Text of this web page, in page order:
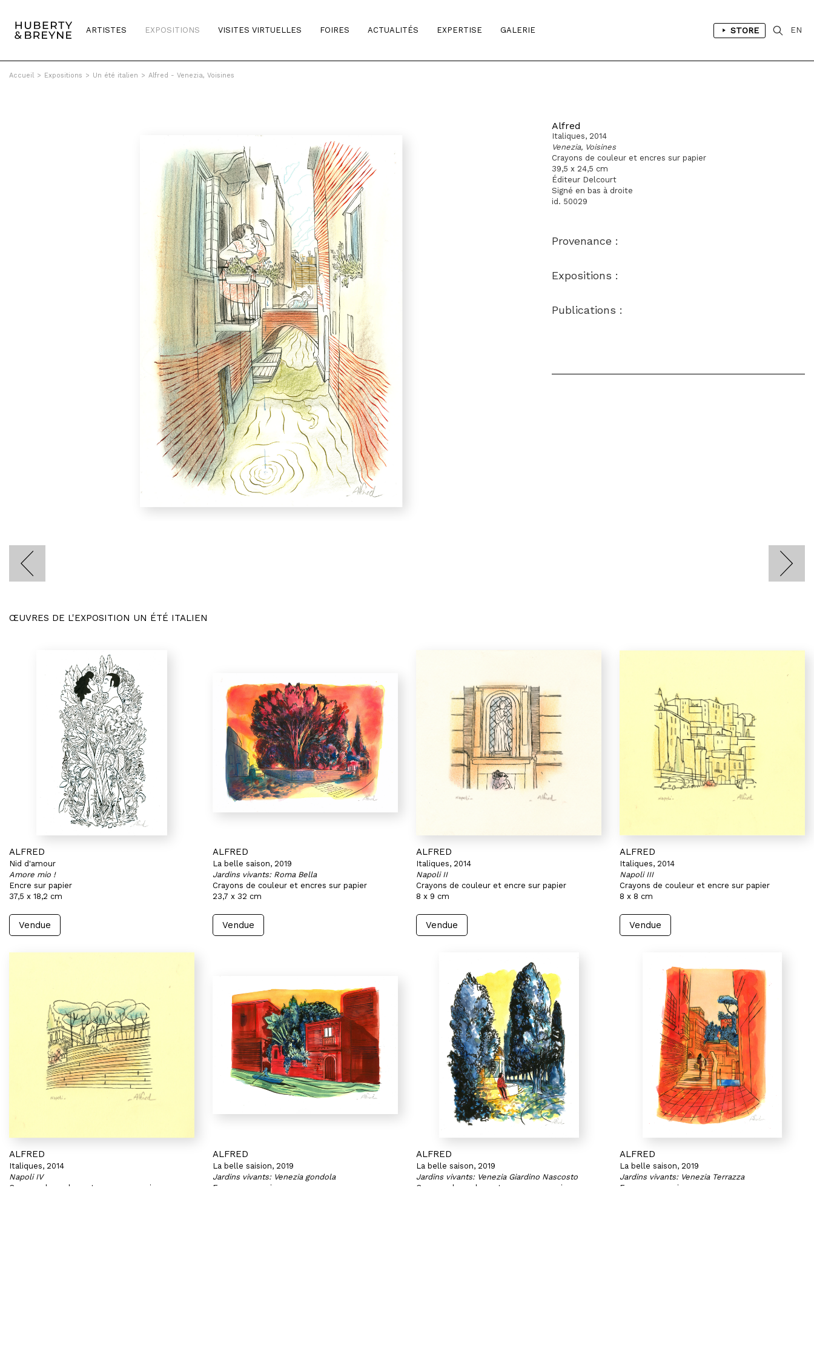
ARTISTES EXPOSITIONS VISITES VIRTUELLES FOIRES ACTUALITÉS EXPERTISE GALERIE STORE EN
Accueil > Expositions > Un été italien > Alfred - Venezia, Voisines
Alfred
Italiques, 2014
Venezia, Voisines
Crayons de couleur et encres sur papier
39,5 x 24,5 cm
Éditeur Delcourt
Signé en bas à droite
id. 50029
Provenance :
Expositions :
Publications :
ŒUVRES DE L'EXPOSITION UN ÉTÉ ITALIEN
ALFRED
Nid d'amour
Amore mio !
Encre sur papier
37,5 x 18,2 cm
Vendue
ALFRED
La belle saison, 2019
Jardins vivants: Roma Bella
Crayons de couleur et encres sur papier
23,7 x 32 cm
Vendue
ALFRED
Italiques, 2014
Napoli II
Crayons de couleur et encre sur papier
8 x 9 cm
Vendue
ALFRED
Italiques, 2014
Napoli III
Crayons de couleur et encre sur papier
8 x 8 cm
Vendue
ALFRED
Italiques, 2014
Napoli IV
Crayons de couleur et encre sur papier
ALFRED
La belle saision, 2019
Jardins vivants: Venezia gondola
Encres sur papier
ALFRED
La belle saison, 2019
Jardins vivants: Venezia Giardino Nascosto
Crayons de couleur et encres sur papier
ALFRED
La belle saison, 2019
Jardins vivants: Venezia Terrazza
Encres sur papier